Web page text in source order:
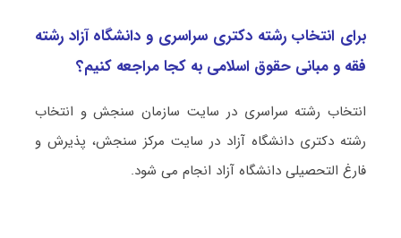
برای انتخاب رشته دکتری سراسری و دانشگاه آزاد رشته
ﻓﻘﻪ و ﻣﺒﺎنی ﺣﻘﻮق اﺳﻼمی به کجا مراجعه کنیم؟
انتخاب رشته سراسری در سایت سازمان سنجش و انتخاب
رشته دکتری دانشگاه آزاد در سایت مرکز سنجش، پذیرش و
فارغ التحصیلی دانشگاه آزاد انجام می شود.